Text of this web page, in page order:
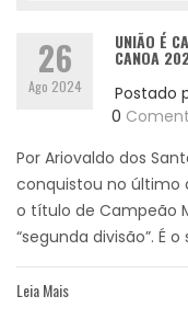
26
Ago 2024
UNIÃO É
CANOA
Postado
0
Por Ariovaldo dos
conquistou no último
o título de Campeão
“segunda divisão”. É o
Leia Mais